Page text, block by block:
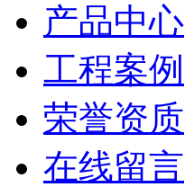
产品中心
工程案例
荣誉资质
在线留言